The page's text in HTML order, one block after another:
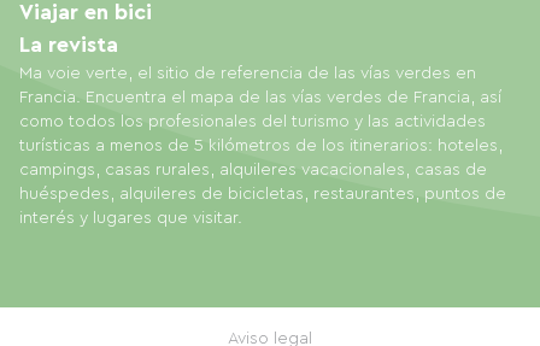
Ma voie verte, el sitio de referencia de las vías verdes en
Francia. Encuentra el mapa de las vías verdes de Francia, así
como todos los profesionales del turismo y las actividades
turísticas a menos de 5 kilómetros de los itinerarios: hoteles,
campings, casas rurales, alquileres vacacionales, casas de
huéspedes, alquileres de bicicletas, restaurantes, puntos de
interés y lugares que visitar.
Viajar en bici
La revista
Aviso legal